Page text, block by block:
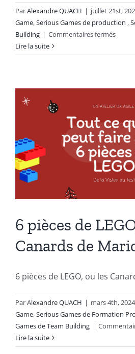
ParAlexandre QUACH | juillet 21st,
Game,Serious Games de production ,
Building | Commentaires ferméssur
Lire la suite
6 pièces de
Canards de
6 pièces de LEGO, ou les
ParAlexandre QUACH | mars 4th, 2024
Game,Serious Games de Formation
Games de Team Building |
Lire la suite